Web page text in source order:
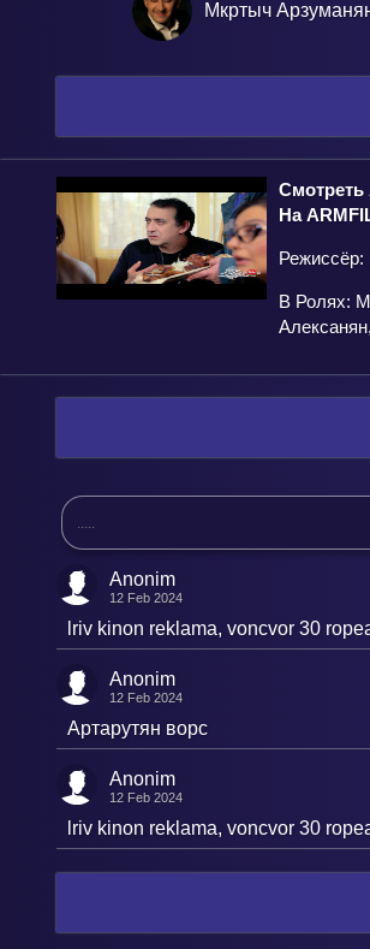
Мкртыч
Смотреть
На
Режиссёр:
В Ролях:
Anonim
12 Feb 2024
lriv kinon reklama, voncvor 30
Anonim
12 Feb 2024
Артарутян ворс
Anonim
12 Feb 2024
lriv kinon reklama, voncvor 30